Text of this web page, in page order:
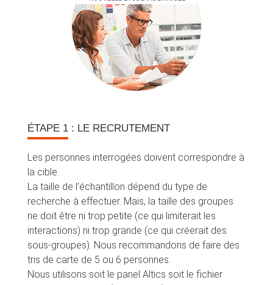
ÉTAPE 1: LE RECRUTEMENT
Les personnes interrogées doivent correspondre à
la cible.
La taille de l’échantillon dépend du type de
recherche à effectuer. Mais, la taille des groupes
ne doit être ni trop petite (ce qui limiterait les
interactions) ni trop grande (ce qui créerait des
sous-groupes). Nous recommandons de faire des
tris de carte de 5 ou 6 personnes.
Nous utilisons soit le panel Altics soit le fichier